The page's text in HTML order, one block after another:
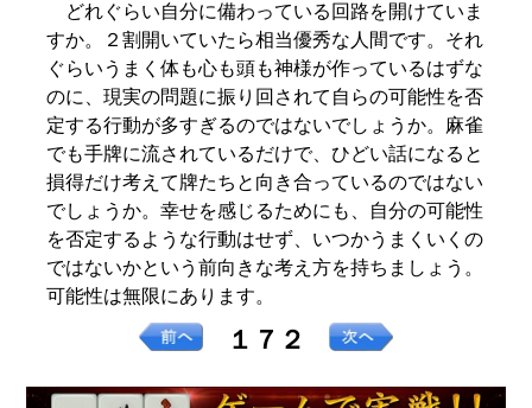
どれぐらい自分に備わっている回路を開けていま
すか。２割開いていたら相当優秀な人間です。それ
ぐらいうまく体も心も頭も神様が作っているはずな
のに、現実の問題に振り回されて自らの可能性を否
定する行動が多すぎるのではないでしょうか。麻雀
でも手牌に流されているだけで、ひどい話になると
損得だけ考えて牌たちと向き合っているのではない
でしょうか。幸せを感じるためにも、自分の可能性
を否定するような行動はせず、いつかうまくいくの
ではないかという前向きな考え方を持ちましょう。
可能性は無限にあります。
１７２